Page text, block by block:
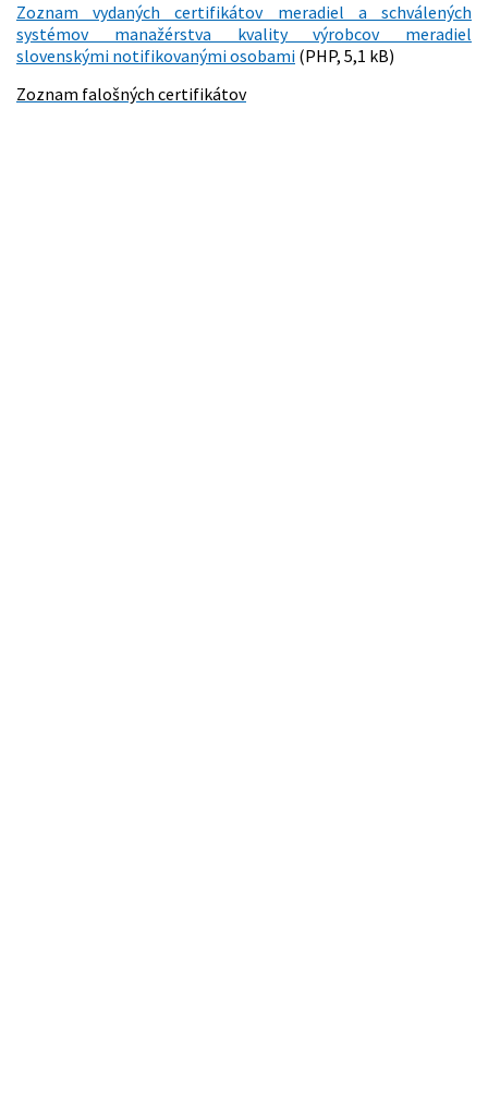
Zoznam vydaných certifikátov meradiel a schválených
systémov manažérstva kvality výrobcov meradiel
slovenskými notifikovanými osobami (PHP, 5,1 kB)
Zoznam falošných certifikátov